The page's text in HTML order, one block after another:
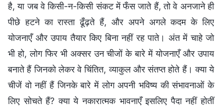
है, या जब वे किसी-न-किसी संकट में फँस जाते हैं, तो वे अनजाने ही
पीछे हटने का रास्ता ढूँढ़ते हैं, और अपने अगले कदम के लिए
योजनाएँ और उपाय तैयार किए बिना नहीं रह पाते। अंत में चाहे जो
भी हो, लोग फिर भी अक्सर उन चीजों के बारे में योजनाएँ और उपाय
बनाते हैं जिनको लेकर वे चिंतित, व्याकुल और संतप्त होते हैं। क्या ये
चीजें वो नहीं हैं जिनके बारे में लोग अपनी भविष्य की संभावनाओं के
लिए सोचते हैं? क्या ये नकारात्मक भावनाएँ इसलिए पैदा नहीं होतीं